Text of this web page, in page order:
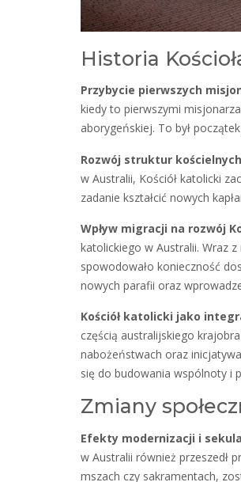
Historia
Przybycie pierwszych
kiedy to pierwszymi
aborygeńskiej. To był
Rozwój struktur
w Australii, Kościół katolicki
zadanie kształcić nowych
Wpływ migracji na rozwój
katolickiego w Australii. Wraz
spowodowało konieczność
nowych parafii oraz
Kościół katolicki jako
częścią australijskiego
nabożeństwach oraz
się do budowania wspólnoty i
Zmiany
Efekty modernizacji i
w Australii również przeszedł
mszach czy sakramentach,